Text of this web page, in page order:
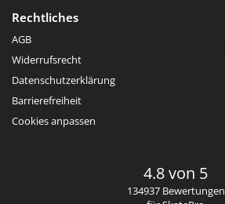
Rechtliches
AGB
Widerrufsrecht
Datenschutzerklärung
Barrierefreiheit
Cookies anpassen
4.8 von 5
134937 Bewertungen